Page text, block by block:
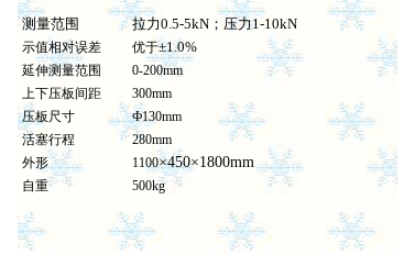
测量范围 拉力0.5-5kN；压力1-10kN
示值相对误差 优于±1.0%
延伸测量范围
0-200mm
上下压板间距
300mm
压板尺寸
Ф130mm
活塞行程
280mm
外形
1100×450×1800mm
自重 500kg